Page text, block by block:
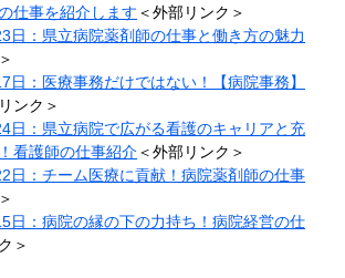
仕事を紹介します ＜外部リンク＞
日：県立病院薬剤師の仕事と働き方の魅力
日：医療事務だけではない！【病院事務】
ンク＞
日：県立病院で広がる看護のキャリアと充
看護師の仕事紹介＜外部リンク＞
日：チーム医療に貢献！病院薬剤師の仕事​
日：病院の縁の下の力持ち！病院経営の仕
＞